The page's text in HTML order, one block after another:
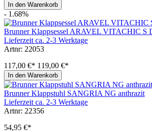
In den Warenkorb
- 1.68%
Brunner Klappsessel ARAVEL VITACHIC S
Lieferzeit ca. 2-3 Werktage
Artnr: 22053
117,00 €* 119,00 €*
In den Warenkorb
Brunner Klappstuhl SANGRIA NG anthrazit
Lieferzeit ca. 2-3 Werktage
Artnr: 22356
54,95 €*